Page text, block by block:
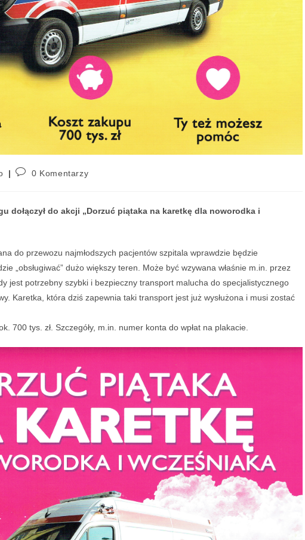
0 Komentarzy
dołączył do akcji „Dorzuć piątaka na karetkę dla noworodka i
do przewozu najmłodszych pacjentów szpitala wprawdzie będzie
„obsługiwać” dużo większy teren. Może być wzywana właśnie m.in. przez
jest potrzebny szybki i bezpieczny transport malucha do specjalistycznego
Karetka, która dziś zapewnia taki transport jest już wysłużona i musi zostać
700 tys. zł. Szczegóły, m.in. numer konta do wpłat na plakacie.